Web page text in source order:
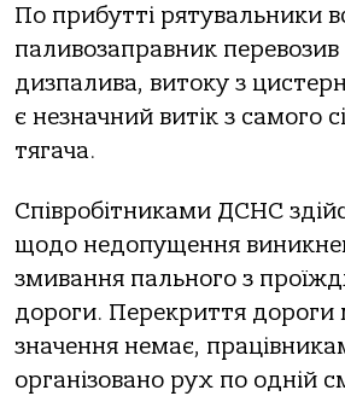
По прибутті рятувальники
паливозаправник
дизпалива, витоку з
є незначний витік з самого
тягача.
Співробітниками ДСНС
щодо недопущення
змивання пального з
дороги. Перекриття дороги
значення немає,
організовано рух по одній